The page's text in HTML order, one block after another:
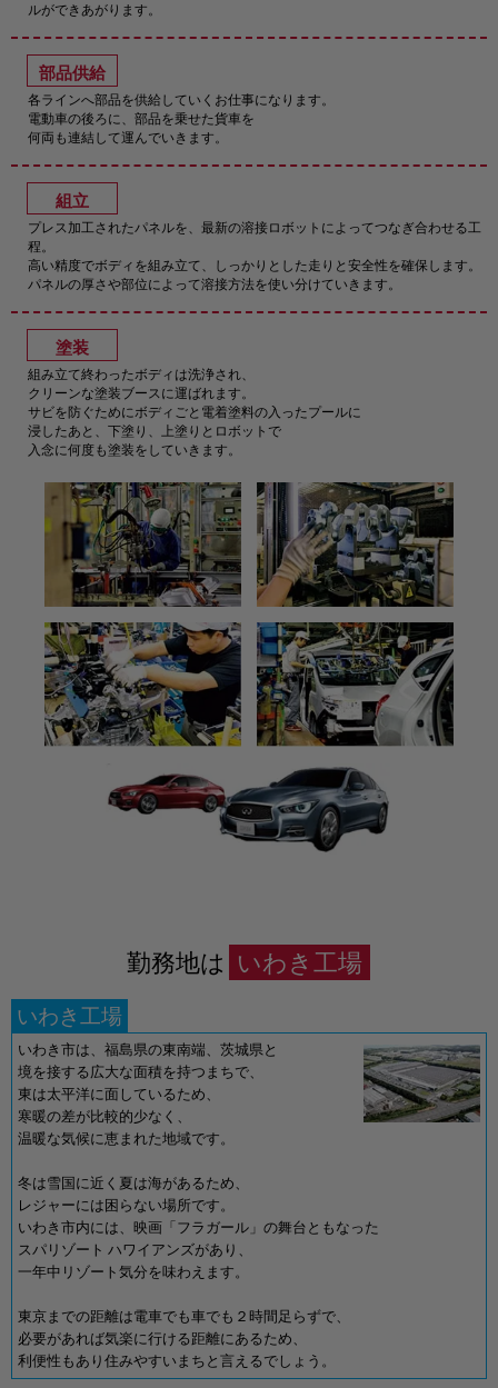
ルができあがります。
部品供給
各ラインへ部品を供給していくお仕事になります。
電動車の後ろに、部品を乗せた貨車を
何両も連結して運んでいきます。
組立
プレス加工されたパネルを、最新の溶接ロボットによってつなぎ合わせる工
程。
高い精度でボディを組み立て、しっかりとした走りと安全性を確保します。
パネルの厚さや部位によって溶接方法を使い分けていきます。
塗装
組み立て終わったボディは洗浄され、
クリーンな塗装ブースに運ばれます。
サビを防ぐためにボディごと電着塗料の入ったプールに
浸したあと、下塗り、上塗りとロボットで
入念に何度も塗装をしていきます。
勤務地は いわき工場
いわき工場
いわき市は、福島県の東南端、茨城県と
境を接する広大な面積を持つまちで、
東は太平洋に面しているため、
寒暖の差が比較的少なく、
温暖な気候に恵まれた地域です。
冬は雪国に近く夏は海があるため、
レジャーには困らない場所です。
いわき市内には、映画「フラガール」の舞台ともなった
スパリゾート ハワイアンズがあり、
一年中リゾート気分を味わえます。
東京までの距離は電車でも車でも２時間足らずで、
必要があれば気楽に行ける距離にあるため、
利便性もあり住みやすいまちと言えるでしょう。